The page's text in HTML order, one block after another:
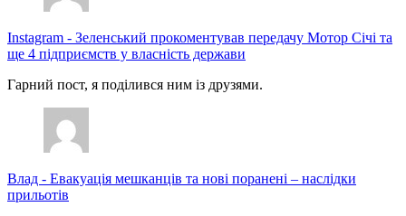
Instagram - Зеленський прокоментував передачу Мотор Січі та
ще 4 підприємств у власність держави
Гарний пост, я поділився ним із друзями.
Влад - Евакуація мешканців та нові поранені – наслідки
прильотів